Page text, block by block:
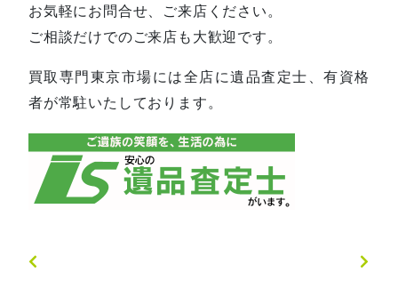
お気軽にお問合せ、ご来店ください。
ご相談だけでのご来店も大歓迎です。
買取専門東京市場には全店に遺品査定士、有資格
者が常駐いたしております。